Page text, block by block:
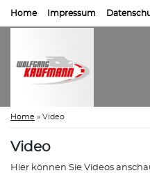
Home Impressum
Home » Video
Video
Hier können Sie Videos